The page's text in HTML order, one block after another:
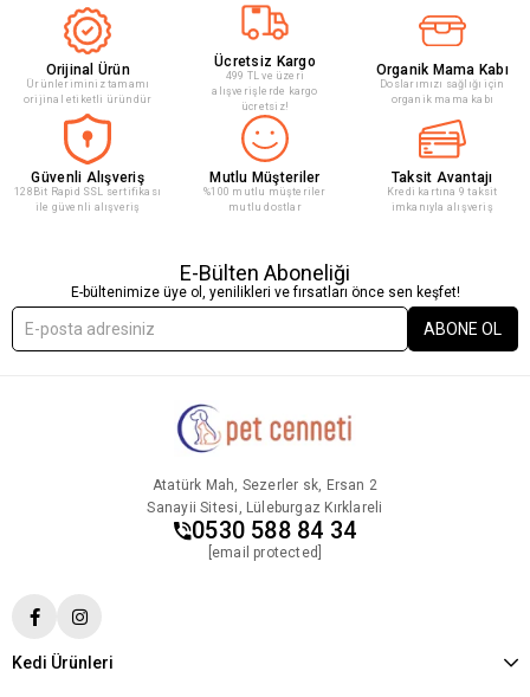
Orijinal Ürün
Ürünleriminiz tamamı
orijinal etiketli üründür
Ücretsiz Kargo
499 TL ve üzeri
alışverişlerde kargo
ücretsiz!
Organik Mama Kabı
Doslarımızı sağlığı için
organik mama kabı
Güvenli Alışveriş
128Bit Rapid SSL sertifikası
ile güvenli alışveriş
Mutlu Müşteriler
%100 mutlu müşteriler
mutlu dostlar
Taksit Avantajı
Kredi kartına 9 taksit
imkanıyla alışveriş
E-Bülten Aboneliği
E-bültenimize üye ol, yenilikleri ve fırsatları önce sen keşfet!
ABONE OL
Atatürk Mah, Sezerler sk, Ersan 2
Sanayii Sitesi, Lüleburgaz Kırklareli
0530 588 84 34
[email protected]
Kedi Ürünleri